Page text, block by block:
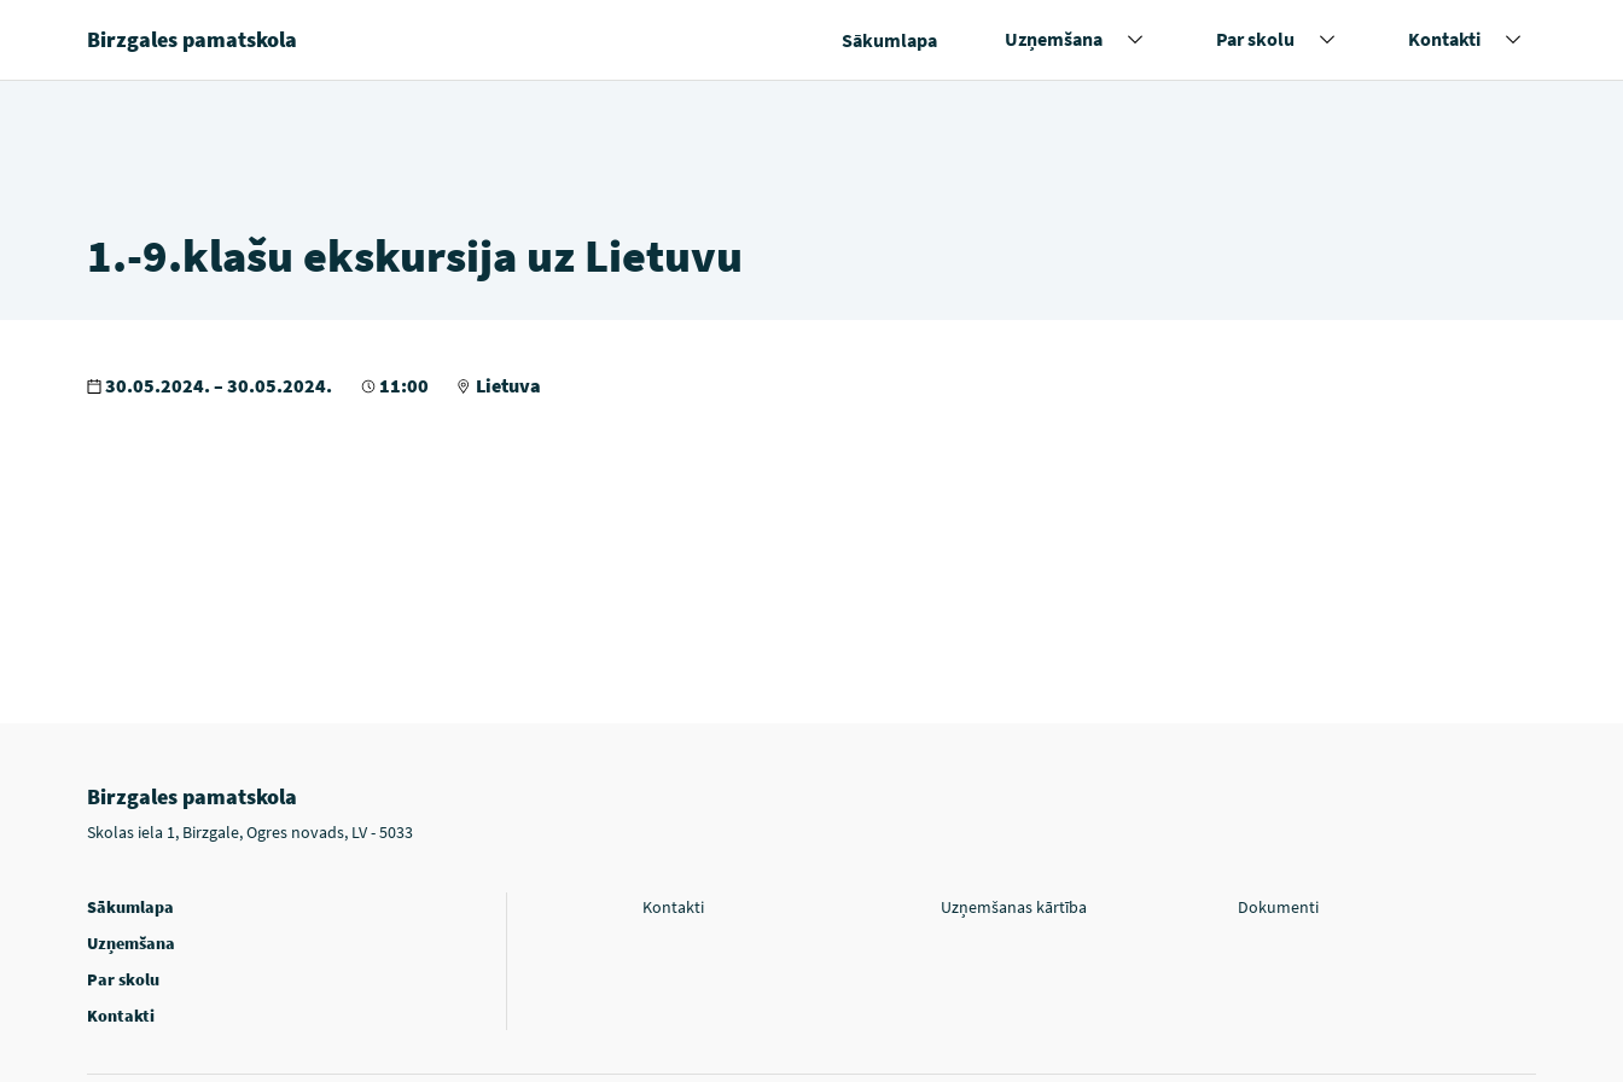
Birzgales pamatskola Sākumlapa Uzņemšana Par skolu Kontakti
1.-9.klašu ekskursija uz Lietuvu
30.05.2024. – 30.05.2024. 11:00 Lietuva
Birzgales pamatskola
Skolas iela 1, Birzgale, Ogres novads, LV - 5033
Sākumlapa
Uzņemšana
Par skolu
Kontakti
Kontakti Uzņemšanas kārtība Dokumenti